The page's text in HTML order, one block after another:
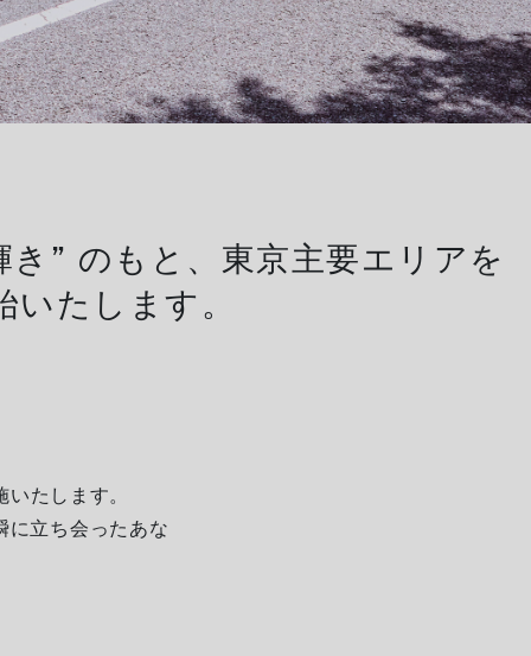
” のもと、東京主要エリアを
たします。
たします。
立ち会ったあな